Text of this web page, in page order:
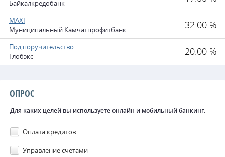
Байкалкредобанк
MAXI
Муниципальный Камчатпрофитбанк
32.00 %
Под поручительство
Глобэкс
20.00 %
ОПРОС
Для каких целей вы используете онлайн и мобильный банкинг:
Оплата кредитов
Управление счетами